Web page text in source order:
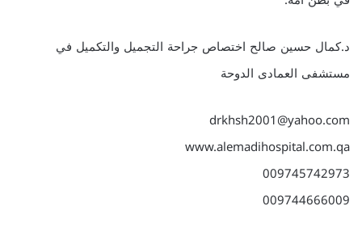
د.كمال حسين صالح اختصاص جراحة التجميل والتكميل في
مستشفى العمادى الدوحة
drkhsh2001@yahoo.com
www.alemadihospital.com.qa
009745742973
009744666009